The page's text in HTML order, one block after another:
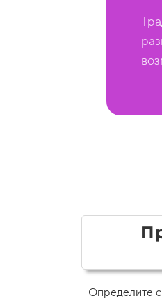
Определите